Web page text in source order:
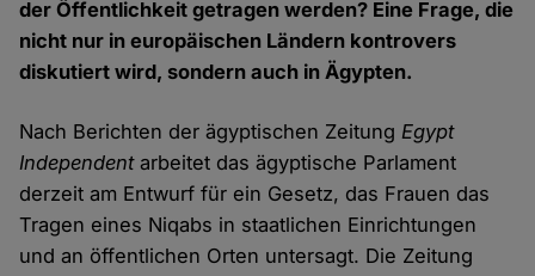
der Öffentlichkeit getragen werden? Eine Frage, die
nicht nur in europäischen Ländern kontrovers
diskutiert wird, sondern auch in Ägypten.
Nach Berichten der ägyptischen ZeitungEgypt
Independentarbeitet das ägyptische Parlament
derzeit am Entwurf für ein Gesetz, das Frauen das
Tragen eines Niqabs in staatlichen Einrichtungen
und an öffentlichen Orten untersagt. Die Zeitung